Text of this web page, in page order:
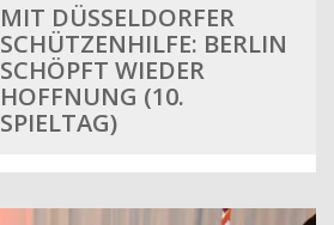
MIT DÜSSELDORFER
SCHÜTZENHILFE: BERLIN
SCHÖPFT WIEDER
HOFFNUNG (10.
SPIELTAG)